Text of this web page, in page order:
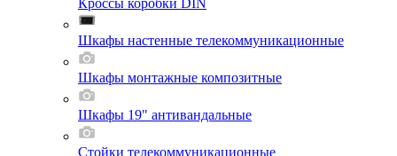
Кроссы коробки DIN
Шкафы настенные телекоммуникационные
Шкафы монтажные композитные
Шкафы 19" антивандальные
Стойки телекоммуникационные